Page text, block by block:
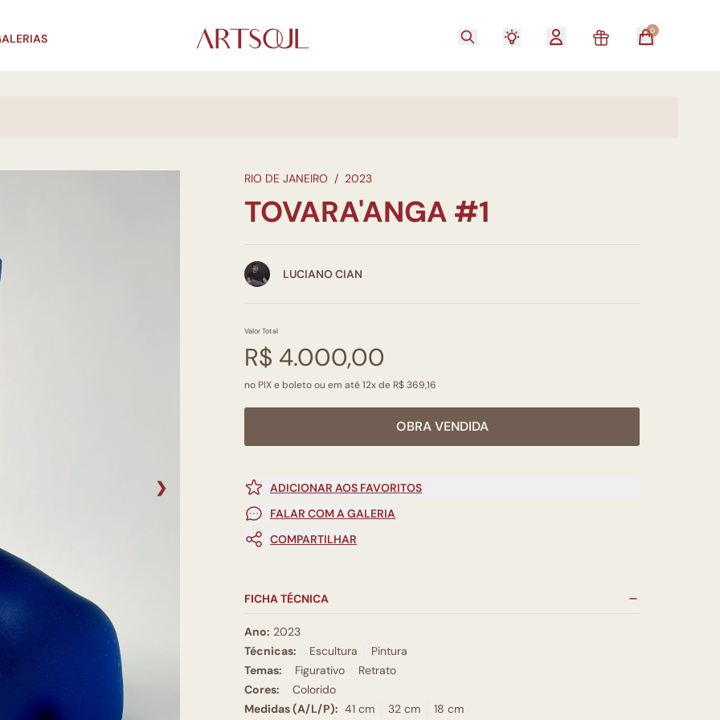
0
❯
RIO DE JANEIRO / 2023
TOVARA'ANGA #1
LUCIANO CIAN
Valor Total
R$ 4.000,00
no PIX e boleto ou em até 12x de R$ 369,16
OBRA VENDIDA
ADICIONAR AOS FAVORITOS
FALAR COM A GALERIA
COMPARTILHAR
FICHA TÉCNICA
Ano: 2023
Técnicas:
Escultura
Pintura
Temas:
Figurativo
Retrato
Cores:
Colorido
Medidas (A/L/P): 41 cm 32 cm 18 cm